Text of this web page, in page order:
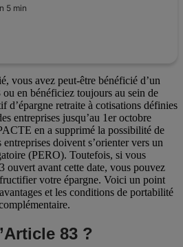
5 min
vous avez peut-être bénéficié d’un
en bénéficiez toujours au sein de
d’épargne retraite à cotisations définies
entreprises jusqu’au 1er octobre
en a supprimé la possibilité de
doivent s’orienter vers un
(PERO). Toutefois, si vous
ouvert avant cette date, vous pouvez
votre épargne. Voici un point
et les conditions de portabilité
83 ?